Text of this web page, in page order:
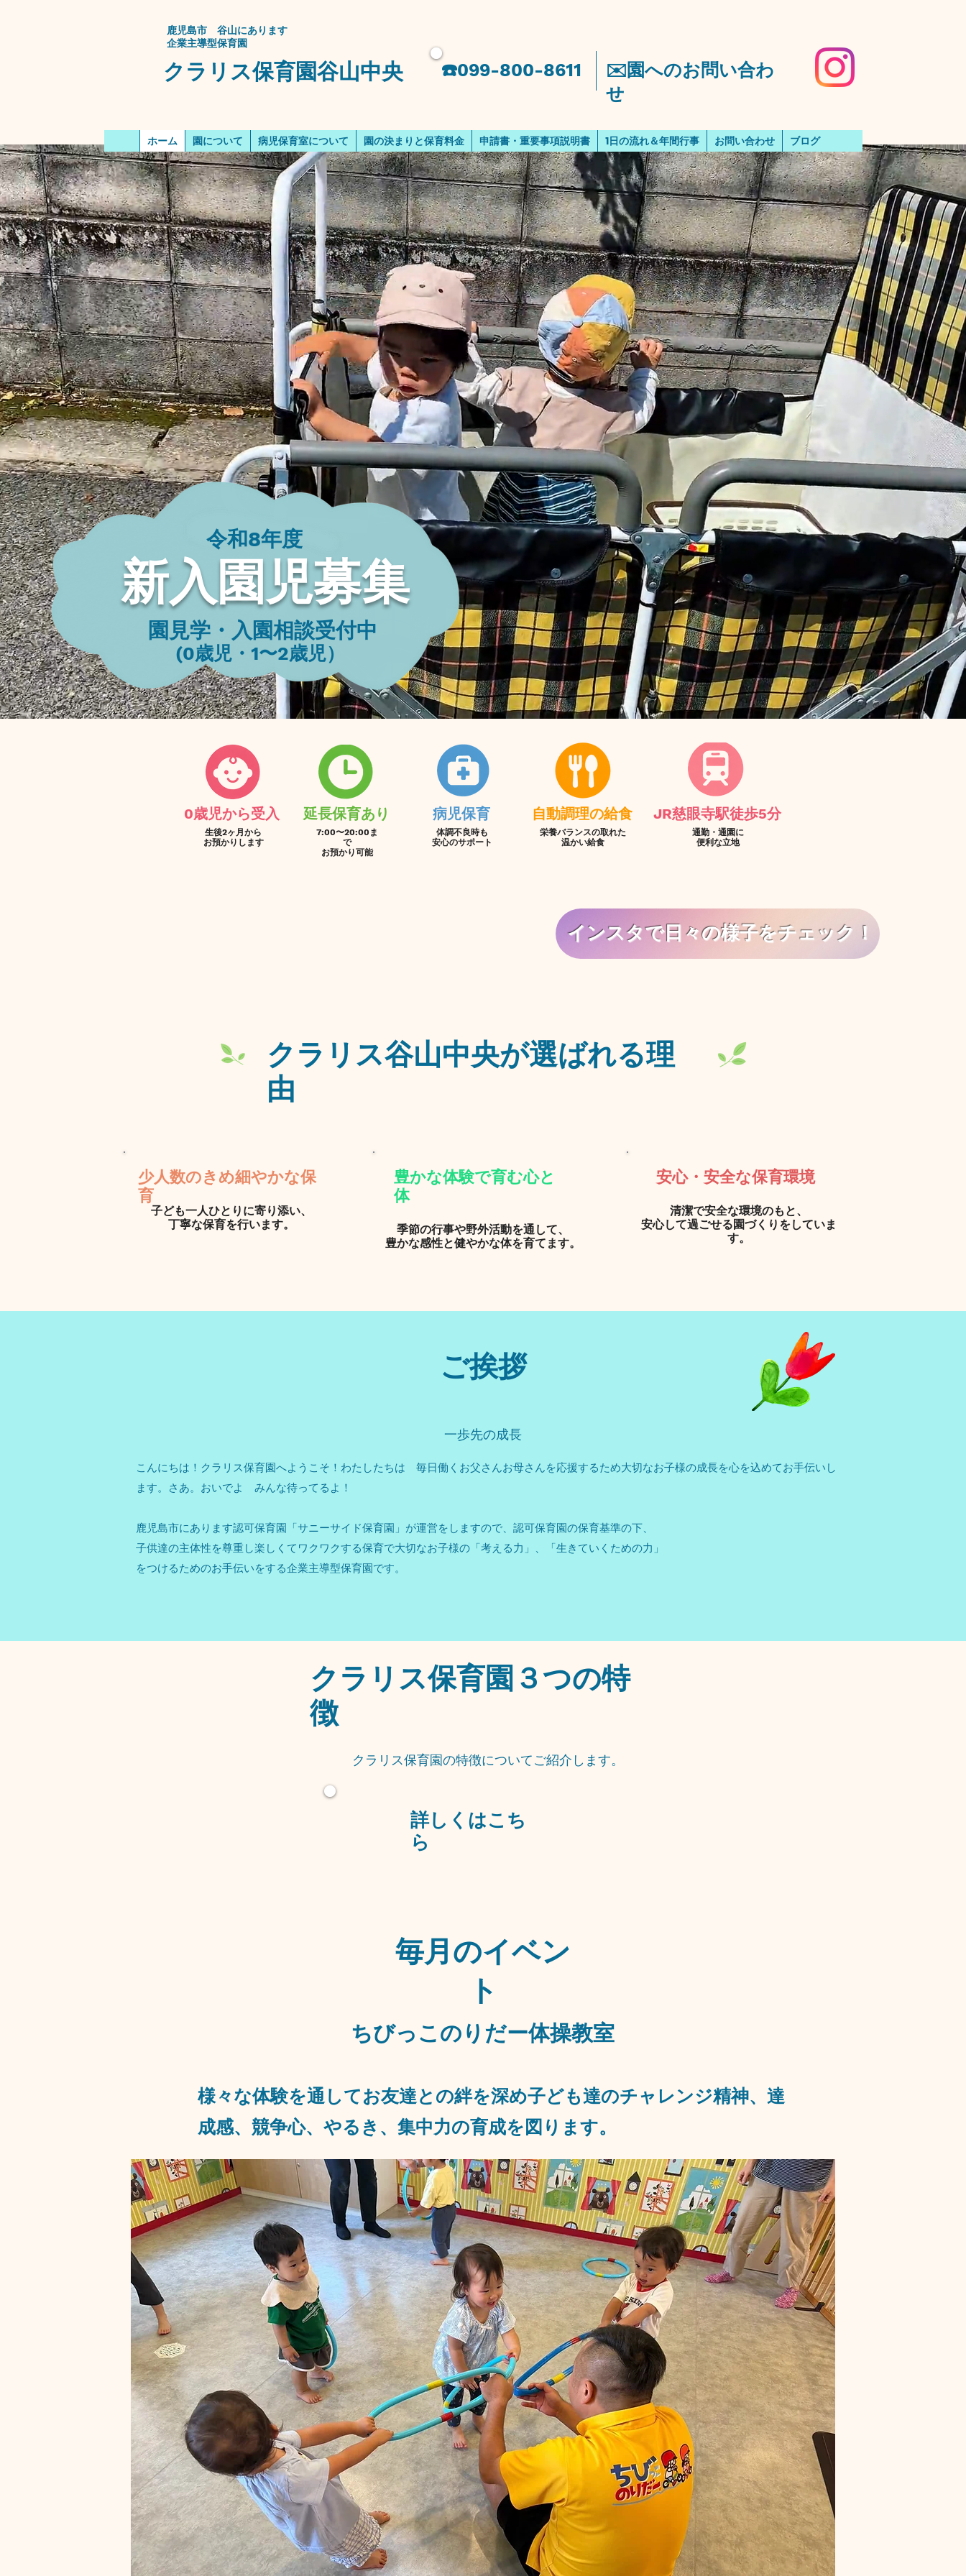
​鹿児島市 谷山にあります
企業主導型保育園
クラリス保育園谷山中央
​✉️園へのお問い合わ
せ
​☎️099-800-8611
ホーム 園について 病児保育室について 園の決まりと保育料金 申請書・重要事項説明書 1日の流れ＆年間行事 お問い合わせ ブログ
​新入園児募集
​令和8年度​​
​園見学・入園相談受付中​​
(0歳児・1〜2歳児）​​​
0歳児から受入​
​生後2ヶ月から
お預かりします​​​
​延長保育あり
7:00〜20:00ま
で
​お預かり可能​
​病児保育​
体調不良時も
​安心のサポート​​​​
​自動調理の​給食
栄養バランスの取れた
​温かい給食​
JR慈眼寺駅​徒歩5分
通勤・通園に
​便利な立地​
インスタで日々の様子をチェック！
​クラリス谷山中央が選ばれる理
由
​少人数のきめ細やかな保
育​
子ども一人ひとりに寄り添い、
​丁寧な保育を行います。​
​豊かな体験で育む心と
体​​
​季節の行事や野外活動を通して、
​豊かな感性と健やかな体を育てます。
​安心・安全な保育環境​​​
清潔で安全な環境のもと、
​安心して過ごせる園づくりをしていま
す。​
​ご挨拶
一歩先の成長
こんにちは！クラリス保育園へようこそ！わたしたちは 毎日働くお父さんお母さんを応援するため大切なお子様の成長を心を込めてお手伝いし
ます。さあ。おいでよ みんな待ってるよ！
鹿児島市にあります認可保育園「サニーサイド保育園」が運営をしますので、認可保育園の保育基準の下、
子供達の主体性を尊重し楽しくてワクワクする保育で大切なお子様の「考える力」、「生きていくための力」
​をつけるためのお手伝いをする企業主導型保育園です。
​クラリス保育園３つの特
徴​
​クラリス保育園の特徴についてご紹介します。
​詳しくはこち
ら​​
​毎月のイベン
ト​
​ちびっこのりだー体操教室​
​様々な体験を通してお友達との絆を深め子ども達のチャレンジ精神、達
成感、競争心、やるき、集中力の育成を図ります。​